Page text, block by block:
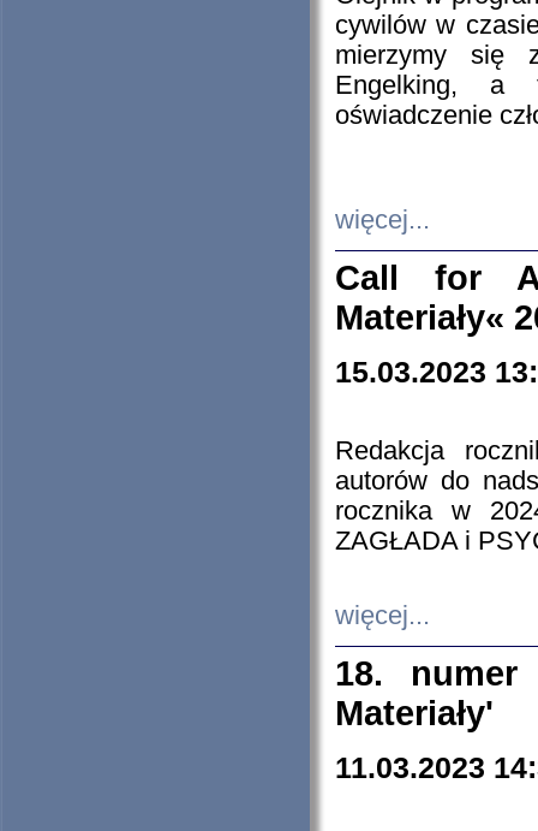
cywilów w
mierzymy się
Engelking, a
oświadczenie
więcej...
Call for
Materiały«
15.03.2023
Redakcja
autorów do
rocznika w
ZAGŁADA i
więcej...
18. numer
Materiały'
11.03.2023